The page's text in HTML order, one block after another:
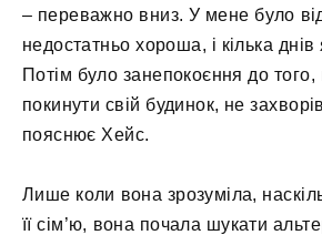
– переважно вниз. У мене було
недостатньо хороша, і кілька
Потім було занепокоєння до
покинути свій будинок, не
пояснює Хейс.
Лише коли вона зрозуміла,
її сім’ю, вона почала шукати